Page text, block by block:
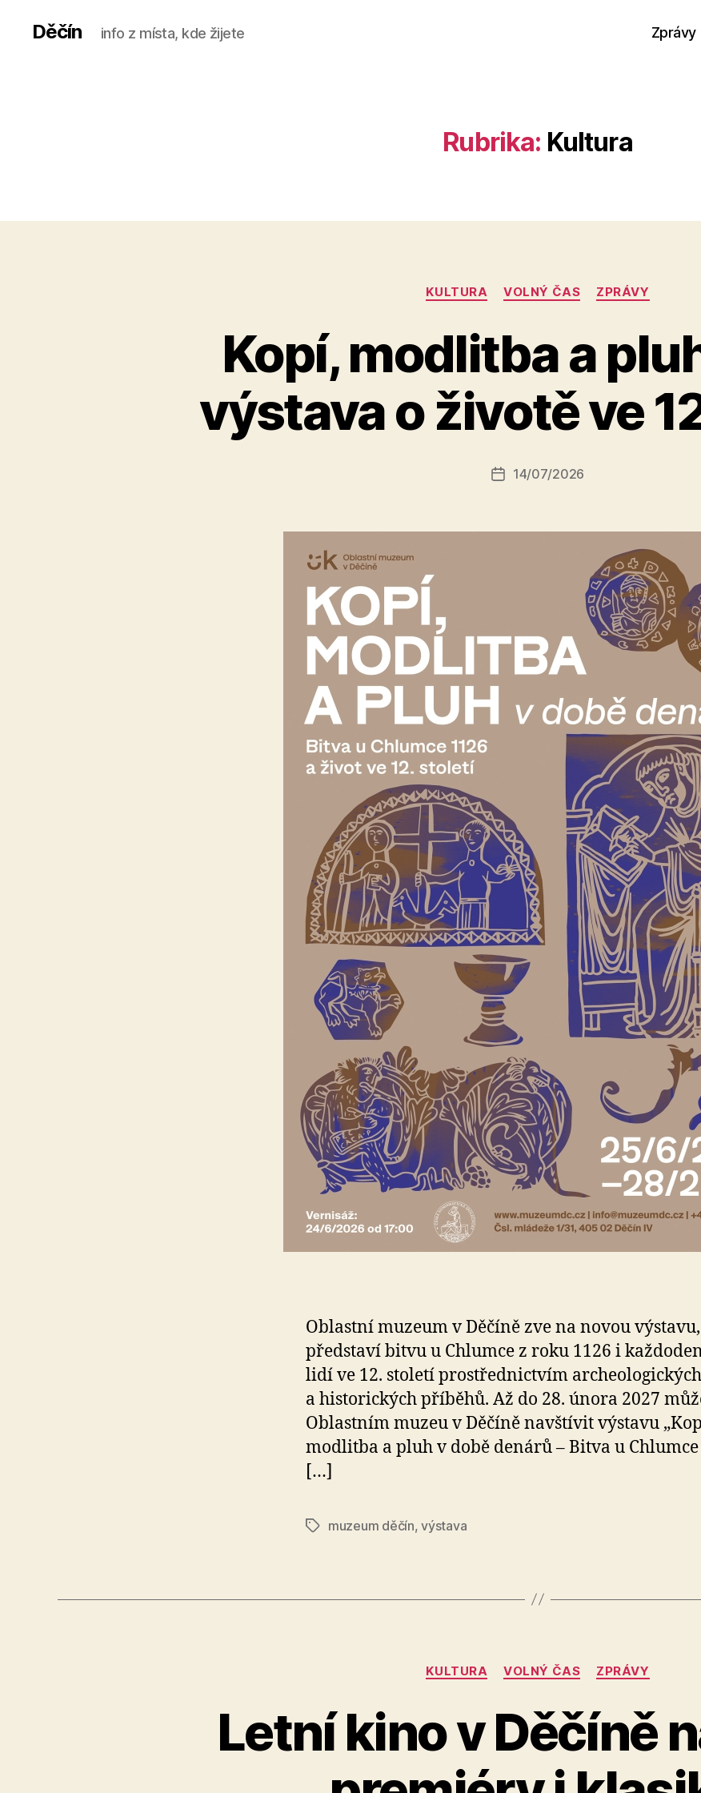
Děčín info z místa, kde žijete Zprávy
Rubrika: Kultura
Rubriky
KULTURA VOLNÝ ČAS ZPRÁVY
Kopí, modlitba a
výstava o životě ve
Autor
A
u
t
a
s
Datum
14/07/2026
Oblastní muzeum v Děčíně zve na novou
představí bitvu u Chlumce z roku 1126 i
lidí ve 12. století prostřednictvím
a historických příběhů. Až do 28. února 2027
Oblastním muzeu v Děčíně navštívit výstavu
modlitba a pluh v době denárů – Bitva u Chlumce
[…]
Štítkymuzeum děčín,výstava
Rubriky
KULTURA VOLNÝ ČAS ZPRÁVY
Letní kino v Děčíně
A
u